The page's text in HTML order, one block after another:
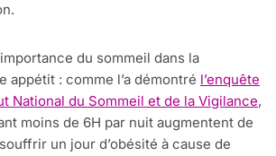
du sommeil dans la
appétit : comme l’a démontré l’enquête
National du Sommeil et de la Vigilance,
moins de 6H par nuit augmentent de
un jour d’obésité à cause de